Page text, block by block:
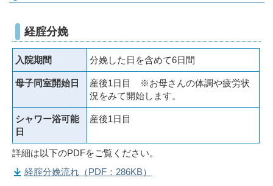
経腟分娩
入院期間 分娩した日を含めて6日間
母子同室開始日
産後1日目 ※お母さんの体調や疲労状
況をみて開始します。
シャワー浴可能
日
産後1日目
詳細は以下のPDFをご覧ください。
経腟分娩流れ（PDF：286KB）